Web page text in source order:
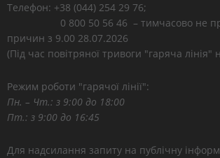
Телефон: +38 (044) 254 29 76;
0 800 50 56 46 – тимчасово не
причин з 9.00 28.07.2026
(Під час повітряної тривоги "гаряча
Режим роботи "гарячої лінії":
Пн. – Чт.: з 9:00 до 18:00
Пт.: з 9:00 до 16:45
Для надсилання запиту на публічну